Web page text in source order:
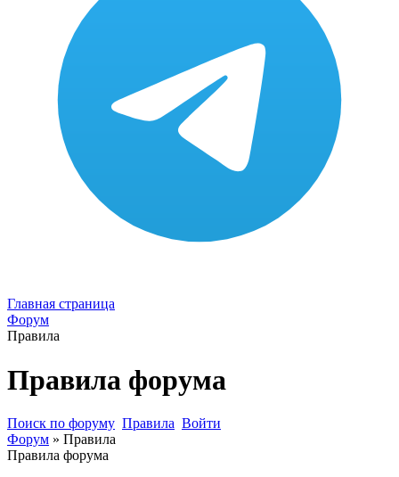
Главная страница
Форум
Правила
Правила форума
Поиск по форуму Правила Войти
Форум » Правила
Правила форума